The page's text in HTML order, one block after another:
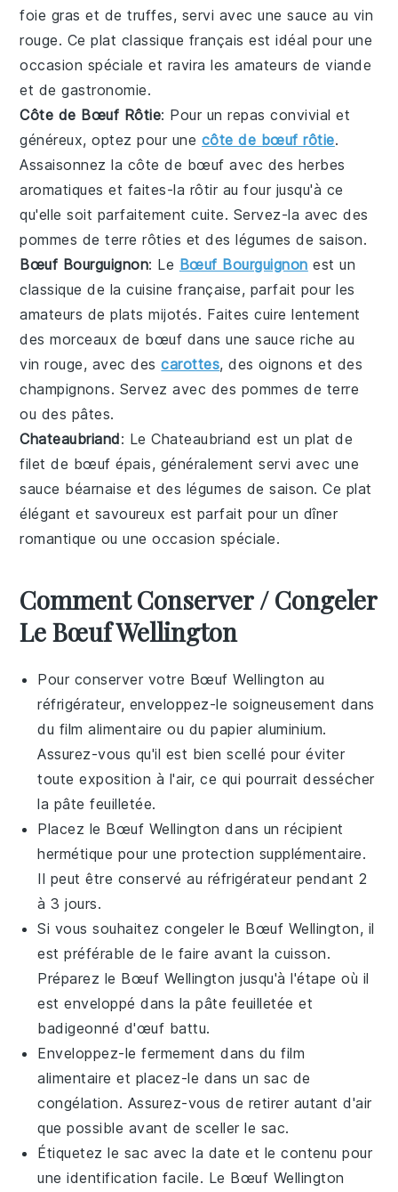
foie gras et de truffes, servi avec une sauce au vin
rouge. Ce plat classique français est idéal pour une
occasion spéciale et ravira les amateurs deviande
et degastronomie.
Côte de Bœuf Rôtie: Pour un repas convivial et
généreux, optez pour une côte de bœuf rôtie.
Assaisonnez la côte de bœuf avec des herbes
aromatiques et faites-la rôtir au four jusqu'à ce
qu'elle soit parfaitement cuite. Servez-la avec des
pommes de terre rôties et deslégumes de saison.
Bœuf Bourguignon: Le Bœuf Bourguignon est un
classique de la cuisine française, parfait pour les
amateurs de plats mijotés. Faites cuire lentement
des morceaux de bœuf dans une sauce riche au
vin rouge, avec descarottes, desoignons et des
champignons. Servez avec des pommes de terre
ou des pâtes.
Chateaubriand: Le Chateaubriand est un plat de
filet de bœuf épais, généralement servi avec une
sauce béarnaise et des légumes de saison. Ce plat
élégant et savoureux est parfait pour un dîner
romantique ou une occasion spéciale.
Comment Conserver / Congeler
Le Bœuf Wellington
Pour conserver votre Bœuf Wellington au
réfrigérateur, enveloppez-le soigneusement dans
du film alimentaire ou dupapier aluminium.
Assurez-vous qu'il est bien scellé pour éviter
toute exposition à l'air, ce qui pourrait dessécher
la pâte feuilletée.
Placez le Bœuf Wellington dans un récipient
hermétique pour une protection supplémentaire.
Il peut être conservé au réfrigérateur pendant 2
à 3 jours.
Si vous souhaitez congeler le Bœuf Wellington, il
est préférable de le faire avant la cuisson.
Préparez le Bœuf Wellington jusqu'à l'étape où il
est enveloppé dans lapâte feuilletée et
badigeonné d'œuf battu.
Enveloppez-le fermement dans dufilm
alimentaire et placez-le dans un sac de
congélation. Assurez-vous de retirer autant d'air
que possible avant de sceller le sac.
Étiquetez le sac avec la date et le contenu pour
une identification facile. Le Bœuf Wellington